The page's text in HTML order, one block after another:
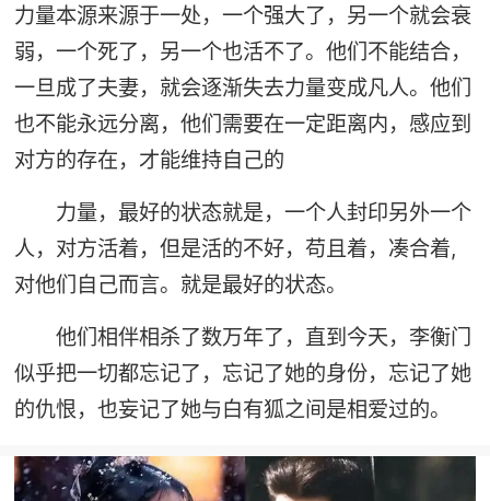
力量本源来源于一处，一个强大了，另一个就会衰
弱，一个死了，另一个也活不了。他们不能结合，
一旦成了夫妻，就会逐渐失去力量变成凡人。他们
也不能永远分离，他们需要在一定距离内，感应到
对方的存在，才能维持自己的
力量，最好的状态就是，一个人封印另外一个
人，对方活着，但是活的不好，苟且着，凑合着,
对他们自己而言。就是最好的状态。
他们相伴相杀了数万年了，直到今天，李衡门
似乎把一切都忘记了，忘记了她的身份，忘记了她
的仇恨，也妄记了她与白有狐之间是相爱过的。